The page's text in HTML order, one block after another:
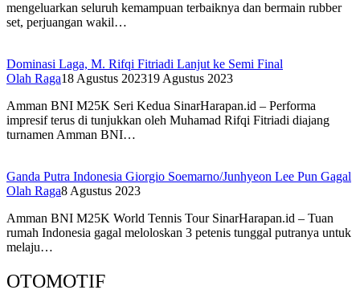
mengeluarkan seluruh kemampuan terbaiknya dan bermain rubber
set, perjuangan wakil…
Dominasi Laga, M. Rifqi Fitriadi Lanjut ke Semi Final
Olah Raga18 Agustus 202319 Agustus 2023
Amman BNI M25K Seri Kedua SinarHarapan.id – Performa
impresif terus di tunjukkan oleh Muhamad Rifqi Fitriadi diajang
turnamen Amman BNI…
Ganda Putra Indonesia Giorgio Soemarno/Junhyeon Lee Pun Gagal
Olah Raga8 Agustus 2023
Amman BNI M25K World Tennis Tour SinarHarapan.id – Tuan
rumah Indonesia gagal meloloskan 3 petenis tunggal putranya untuk
melaju…
OTOMOTIF